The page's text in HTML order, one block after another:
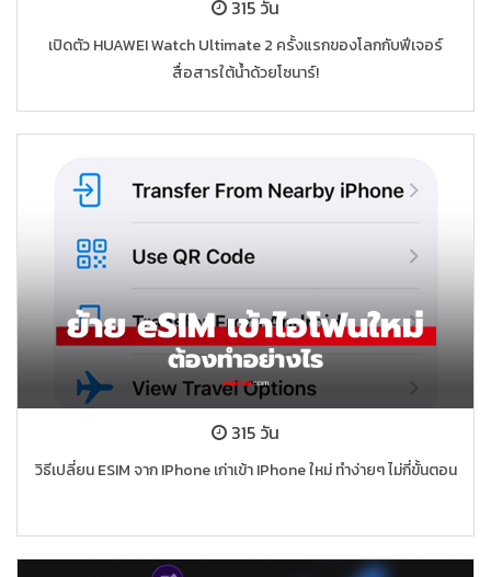
315 วัน
เปิดตัว HUAWEI Watch Ultimate 2 ครั้งแรกของโลกกับฟีเจอร์
สื่อสารใต้น้ำด้วยโซนาร์!
315 วัน
วิธีเปลี่ยน ESIM จาก IPhone เก่าเข้า IPhone ใหม่ ทำง่ายๆ ไม่กี่ขั้นตอน